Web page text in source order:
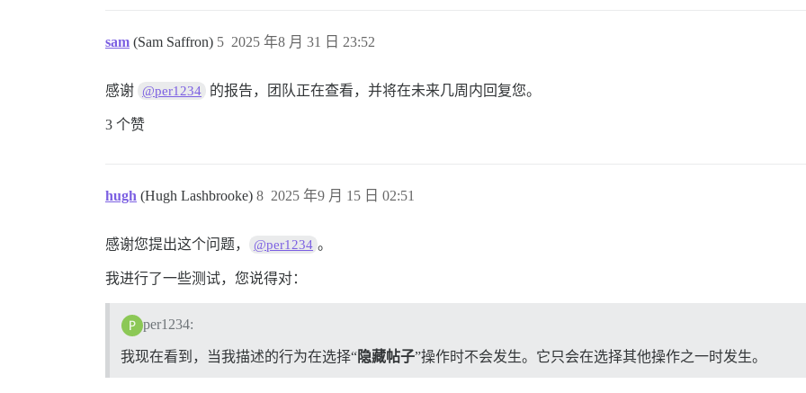
sam (Sam Saffron) 2025 年8 月 31 日 23:52
5
感谢 @per1234 的报告，团队正在查看，并将在未来几周内回复您。
3 个赞
hugh (Hugh Lashbrooke) 2025 年9 月 15 日 02:51
8
感谢您提出这个问题， @per1234 。
我进行了一些测试，您说得对：
per1234:
我现在看到，当我描述的行为在选择“隐藏帖子”操作时不会发生。它只会在选择其他操作之一时发生。